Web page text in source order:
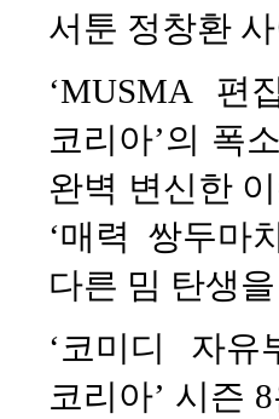
서툰 정창환
‘MUSMA 편
코리아’의 폭
완벽 변신한
‘매력 쌍두마
다른 밈 탄생
‘코미디 자
코리아’ 시즌